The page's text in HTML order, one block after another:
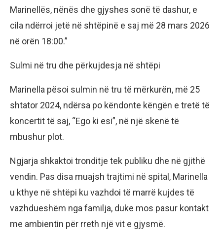
Marinellës, nënës dhe gjyshes sonë të dashur, e
cila ndërroi jetë në shtëpinë e saj më 28 mars 2026
në orën 18:00.”
Sulmi në tru dhe përkujdesja në shtëpi
Marinella pësoi sulmin në tru të mërkurën, më 25
shtator 2024, ndërsa po këndonte këngën e tretë të
koncertit të saj, “Ego ki esi”, në një skenë të
mbushur plot.
Ngjarja shkaktoi tronditje tek publiku dhe në gjithë
vendin. Pas disa muajsh trajtimi në spital, Marinella
u kthye në shtëpi ku vazhdoi të marrë kujdes të
vazhdueshëm nga familja, duke mos pasur kontakt
me ambientin për rreth një vit e gjysmë.